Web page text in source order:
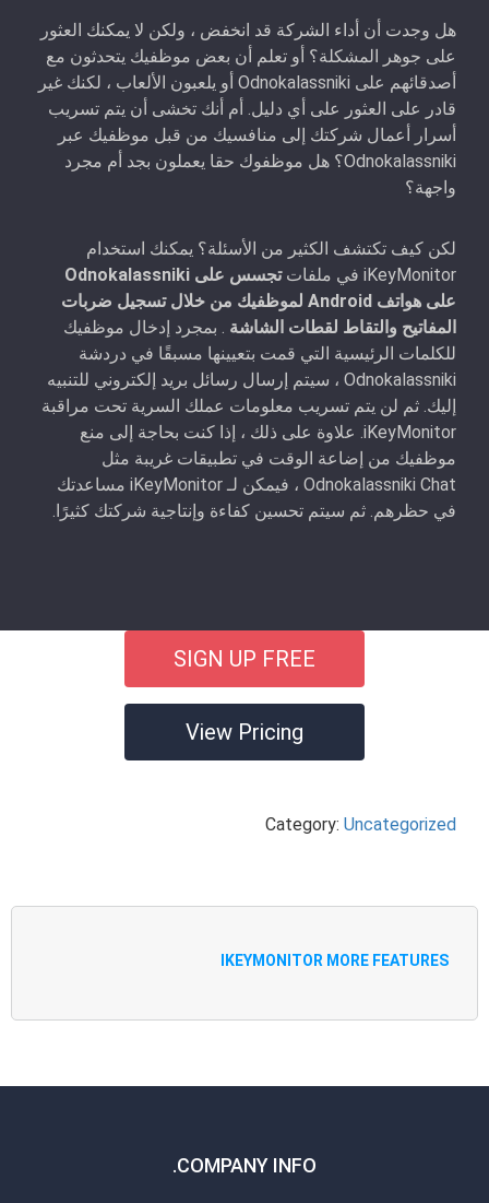
هل وجدت أن أداء الشركة قد انخفض ، ولكن لا يمكنك العثور
على جوهر المشكلة؟ أو تعلم أن بعض موظفيك يتحدثون مع
أصدقائهم على Odnokalassniki أو يلعبون الألعاب ، لكنك غير
قادر على العثور على أي دليل. أم أنك تخشى أن يتم تسريب
أسرار أعمال شركتك إلى منافسيك من قبل موظفيك عبر
Odnokalassniki؟ هل موظفوك حقا يعملون بجد أم مجرد
واجهة؟
لكن كيف تكتشف الكثير من الأسئلة؟ يمكنك استخدام
iKeyMonitor في ملفات
تجسس على Odnokalassniki
على هواتف Android لموظفيك من خلال تسجيل ضربات
المفاتيح والتقاط لقطات الشاشة . بمجرد إدخال موظفيك
للكلمات الرئيسية التي قمت بتعيينها مسبقًا في دردشة
Odnokalassniki ، سيتم إرسال رسائل بريد إلكتروني للتنبيه
إليك. ثم لن يتم تسريب معلومات عملك السرية تحت مراقبة
iKeyMonitor. علاوة على ذلك ، إذا كنت بحاجة إلى منع
موظفيك من إضاعة الوقت في تطبيقات غريبة مثل
Odnokalassniki Chat ، فيمكن لـ iKeyMonitor مساعدتك
في حظرهم. ثم سيتم تحسين كفاءة وإنتاجية شركتك كثيرًا.
SIGN UP FREE
View Pricing
Category: Uncategorized
IKEYMONITOR MORE FEATURES
COMPANY INFO.